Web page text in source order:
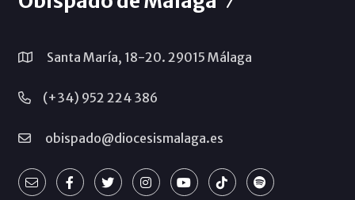
Santa María, 18-20. 29015 Málaga
(+34) 952 224 386
obispado@diocesismalaga.es